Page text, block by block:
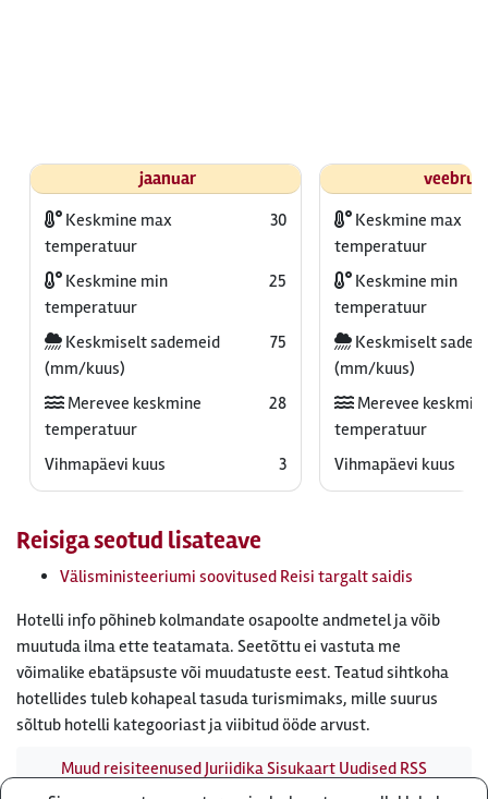
jaanuar
Keskmine max
temperatuur
30
Keskmine min
temperatuur
25
Keskmiselt sademeid
(mm/kuus)
75
Merevee keskmine
temperatuur
28
Vihmapäevi kuus 3
Keskmine max
temperatuur
Keskmine min
temperatuur
Keskmiselt
(mm/kuus)
Merevee
temperatuur
Vihmapäevi kuus
Reisiga seotud lisateave
Välisministeeriumi soovitused Reisi targalt saidis
Hotelli info põhineb kolmandate osapoolte andmetel ja võib
muutuda ilma ette teatamata. Seetõttu ei vastuta me
võimalike ebatäpsuste või muudatuste eest. Teatud sihtkoha
hotellides tuleb kohapeal tasuda turismimaks, mille suurus
sõltub hotelli kategooriast ja viibitud ööde arvust.
Muud reisiteenusedJuriidikaSisukaart Uudised RSS
uudisvoog
Firmast Ärikliendile Otsi infot meie saidist